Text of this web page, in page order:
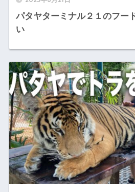
パタヤターミナル２１のフー
い